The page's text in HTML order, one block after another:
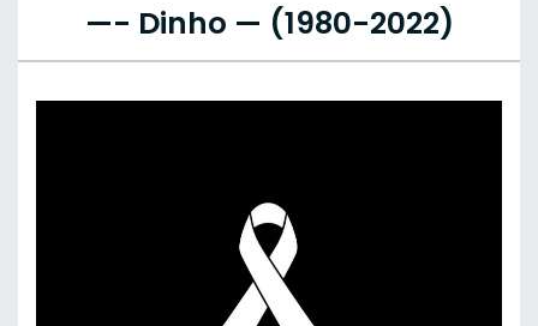
—- Dinho — (1980-2022)